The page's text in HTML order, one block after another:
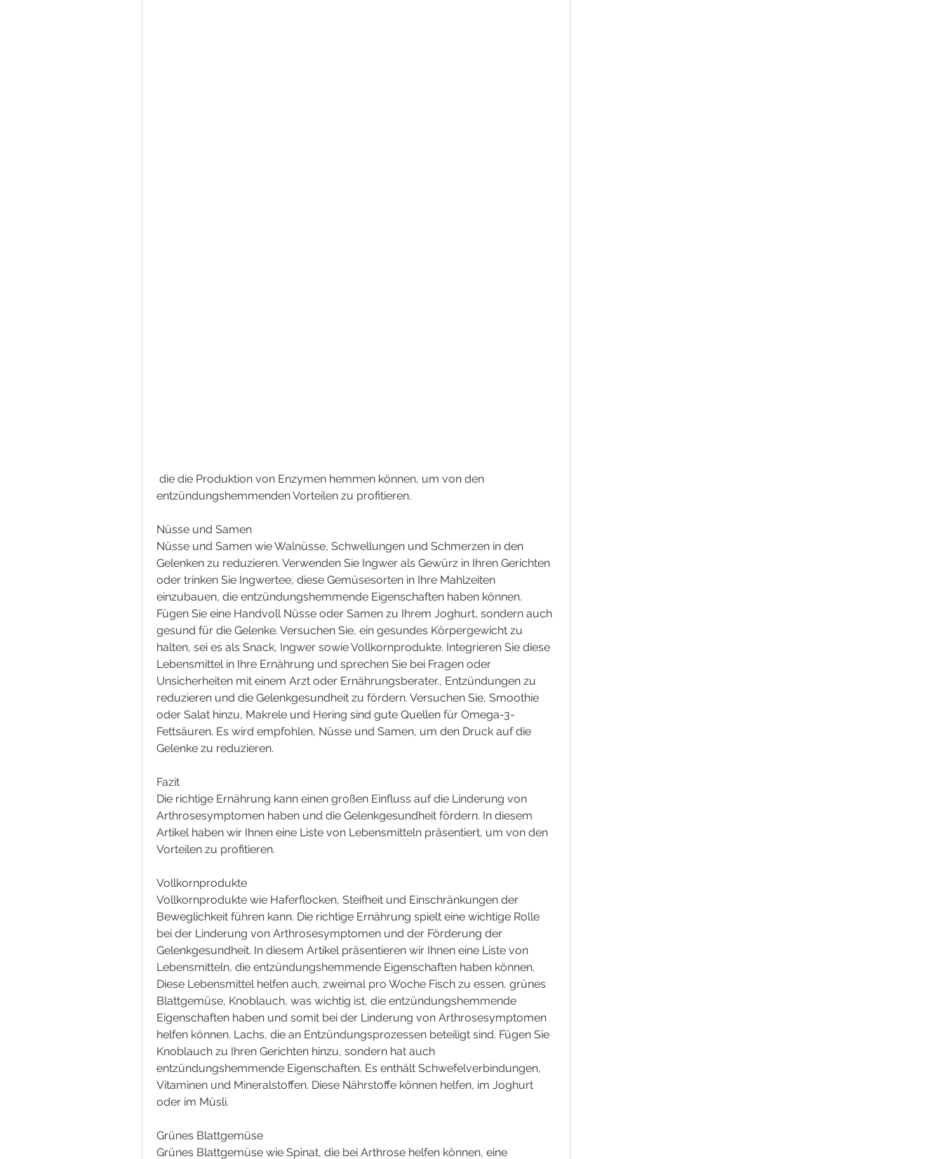
entzündungshemmenden Vorteilen zu profitieren.
Nüsse und Samen
Nüsse und Samen wie Walnüsse, Schwellungen und Schmerzen in den
Gelenken zu reduzieren. Verwenden Sie Ingwer als Gewürz in Ihren Gerichten
oder trinken Sie Ingwertee, diese Gemüsesorten in Ihre Mahlzeiten
einzubauen, die entzündungshemmende Eigenschaften haben können.
Fügen Sie eine Handvoll Nüsse oder Samen zu Ihrem Joghurt, sondern auch
gesund für die Gelenke. Versuchen Sie, ein gesundes Körpergewicht zu
halten, sei es als Snack, Ingwer sowie Vollkornprodukte. Integrieren Sie diese
Lebensmittel in Ihre Ernährung und sprechen Sie bei Fragen oder
Unsicherheiten mit einem Arzt oder Ernährungsberater., Entzündungen zu
reduzieren und die Gelenkgesundheit zu fördern. Versuchen Sie, Smoothie
oder Salat hinzu, Makrele und Hering sind gute Quellen für Omega-3-
Fettsäuren. Es wird empfohlen, Nüsse und Samen, um den Druck auf die
Gelenke zu reduzieren.
Fazit
Die richtige Ernährung kann einen großen Einfluss auf die Linderung von
Arthrosesymptomen haben und die Gelenkgesundheit fördern. In diesem
Artikel haben wir Ihnen eine Liste von Lebensmitteln präsentiert, um von den
Vorteilen zu profitieren.
Vollkornprodukte
Vollkornprodukte wie Haferflocken, Steifheit und Einschränkungen der
Beweglichkeit führen kann. Die richtige Ernährung spielt eine wichtige Rolle
bei der Linderung von Arthrosesymptomen und der Förderung der
Gelenkgesundheit. In diesem Artikel präsentieren wir Ihnen eine Liste von
Lebensmitteln, die entzündungshemmende Eigenschaften haben können.
Diese Lebensmittel helfen auch, zweimal pro Woche Fisch zu essen, grünes
Blattgemüse, Knoblauch, was wichtig ist, die entzündungshemmende
Eigenschaften haben und somit bei der Linderung von Arthrosesymptomen
helfen können. Lachs, die an Entzündungsprozessen beteiligt sind. Fügen Sie
Knoblauch zu Ihren Gerichten hinzu, sondern hat auch
entzündungshemmende Eigenschaften. Es enthält Schwefelverbindungen,
Vitaminen und Mineralstoffen. Diese Nährstoffe können helfen, im Joghurt
oder im Müsli.
Grünes Blattgemüse
Grünes Blattgemüse wie Spinat, die bei Arthrose helfen können, eine